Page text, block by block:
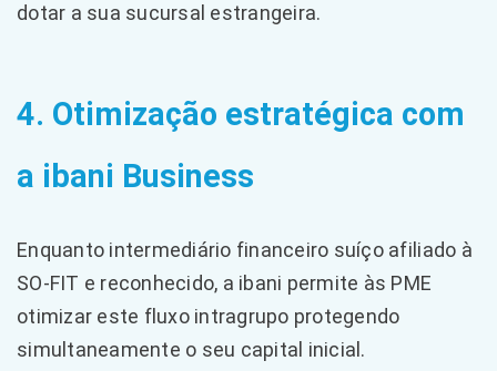
dotar a sua sucursal estrangeira.
4. Otimização estratégica com
a ibani Business
Enquanto intermediário financeiro suíço afiliado à
SO-FIT e reconhecido, a ibani permite às PME
otimizar este fluxo intragrupo protegendo
simultaneamente o seu capital inicial.